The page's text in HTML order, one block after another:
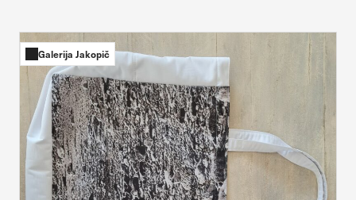
Galerija Jakopič